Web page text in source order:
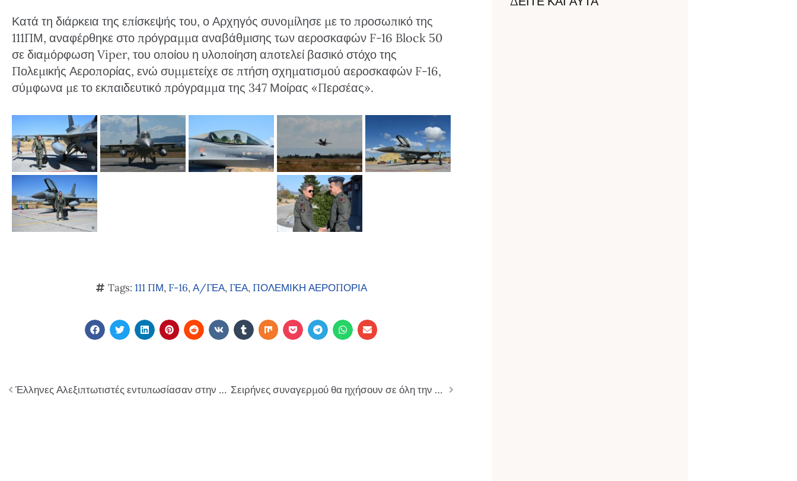
Κατά τη διάρκεια της επίσκεψής του, ο Αρχηγός συνομίλησε με το προσωπικό της
111ΠΜ, αναφέρθηκε στο πρόγραμμα αναβάθμισης των αεροσκαφών F-16 Block 50
σε διαμόρφωση Viper, του οποίου η υλοποίηση αποτελεί βασικό στόχο της
Πολεμικής Αεροπορίας, ενώ συμμετείχε σε πτήση σχηματισμού αεροσκαφών F-16,
σύμφωνα με το εκπαιδευτικό πρόγραμμα της 347 Μοίρας «Περσέας».
Tags: 111 ΠΜ, F-16,Α/ΓΕΑ, ΓΕΑ, ΠΟΛΕΜΙΚΗ ΑΕΡΟΠΟΡΙΑ
Έλληνες Αλεξιπτωτιστές εντυπωσίασαν στην πολυεθνική άσκηση «Falcon Leap – 25» (ΦΩΤΟ-ΒΙΝΤΕΟ) Σειρήνες συναγερμού θα ηχήσουν σε όλη την επικράτεια την Τετάρτη 1η Οκτωβρίου